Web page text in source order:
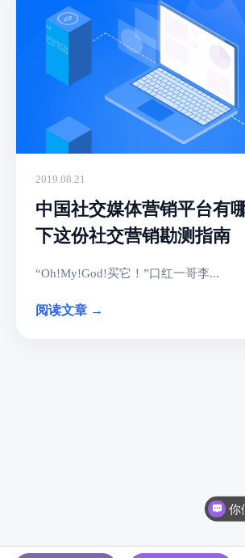
2019.08.21
中国社交媒体营销平台有
下这份社交营销勘测指南
“Oh!My!God!买它！”口红一哥李...
阅读文章 →
你